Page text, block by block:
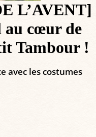
L’AVENT]
au cœur de
Tambour !
avec les costumes